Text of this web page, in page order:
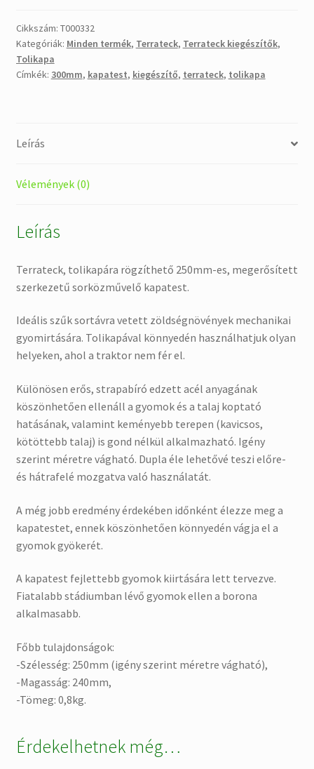
mennyiség
Cikkszám: T000332
Kategóriák: Minden termék, Terrateck, Terrateck kiegészítők,
Tolikapa
Címkék: 300mm, kapatest, kiegészítő, terrateck, tolikapa
Leírás
Vélemények (0)
Leírás
Terrateck, tolikapára rögzíthető 250mm-es, megerősített
szerkezetű sorközművelő kapatest.
Ideális szűk sortávra vetett zöldségnövények mechanikai
gyomirtására. Tolikapával könnyedén használhatjuk olyan
helyeken, ahol a traktor nem fér el.
Különösen erős, strapabíró edzett acél anyagának
köszönhetően ellenáll a gyomok és a talaj koptató
hatásának, valamint keményebb terepen (kavicsos,
kötöttebb talaj) is gond nélkül alkalmazható. Igény
szerint méretre vágható. Dupla éle lehetővé teszi előre-
és hátrafelé mozgatva való használatát.
A még jobb eredmény érdekében időnként élezze meg a
kapatestet, ennek köszönhetően könnyedén vágja el a
gyomok gyökerét.
A kapatest fejlettebb gyomok kiirtására lett tervezve.
Fiatalabb stádiumban lévő gyomok ellen a borona
alkalmasabb.
Főbb tulajdonságok:
-Szélesség: 250mm (igény szerint méretre vágható),
-Magasság: 240mm,
-Tömeg: 0,8kg.
Érdekelhetnek még…